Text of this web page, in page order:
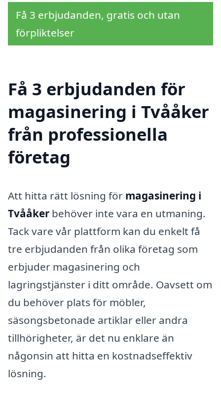
Få 3 erbjudanden, gratis och utan
förpliktelser
Få 3 erbjudanden för
magasinering i Tvååker
från professionella
företag
Att hitta rätt lösning för magasinering i
Tvååker behöver inte vara en utmaning.
Tack vare vår plattform kan du enkelt få
tre erbjudanden från olika företag som
erbjuder magasinering och
lagringstjänster i ditt område. Oavsett om
du behöver plats för möbler,
säsongsbetonade artiklar eller andra
tillhörigheter, är det nu enklare än
någonsin att hitta en kostnadseffektiv
lösning.